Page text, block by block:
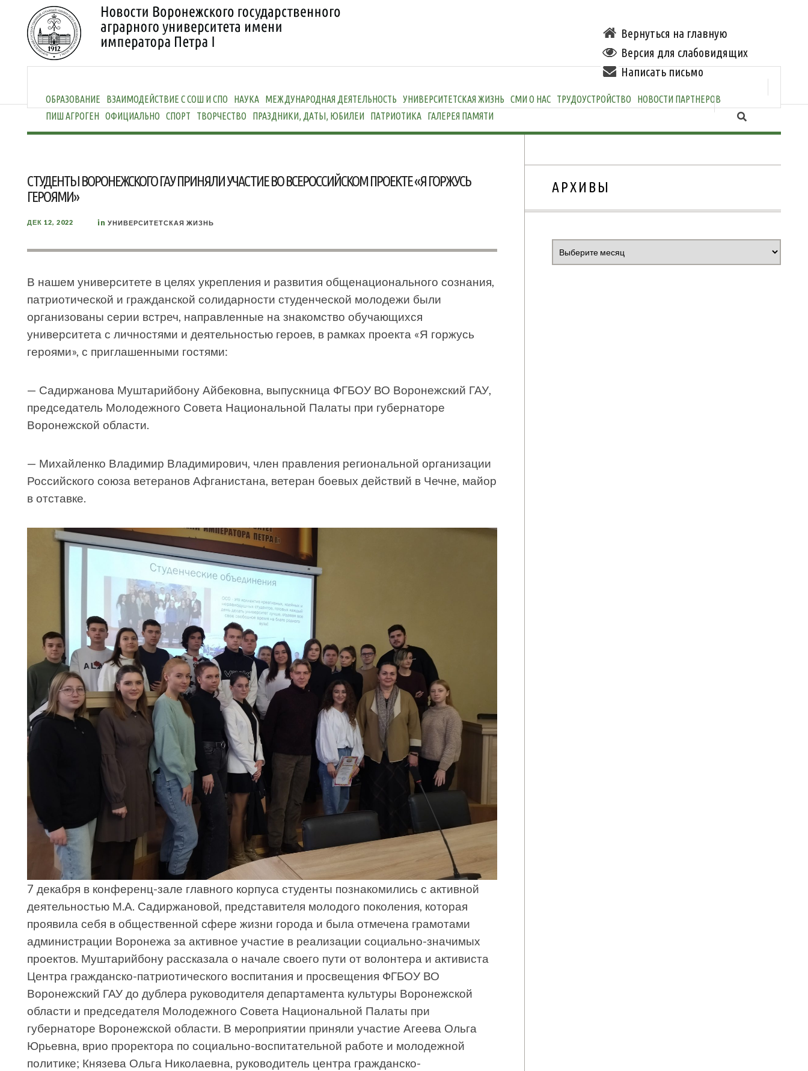
Вернуться на главную
Версия для слабовидящих
Написать письмо
ОБРАЗОВАНИЕ ВЗАИМОДЕЙСТВИЕ С СОШ И СПО НАУКА МЕЖДУНАРОДНАЯ ДЕЯТЕЛЬНОСТЬ УНИВЕРСИТЕТСКАЯ ЖИЗНЬ СМИ О НАС ТРУДОУСТРОЙСТВО
НОВОСТИ ПАРТНЕРОВ
ПИШ АГРОГЕН ОФИЦИАЛЬНО СПОРТ ТВОРЧЕСТВО ПРАЗДНИКИ, ДАТЫ, ЮБИЛЕИ ПАТРИОТИКА ГАЛЕРЕЯ ПАМЯТИ
СТУДЕНТЫ ВОРОНЕЖСКОГО ГАУ ПРИНЯЛИ УЧАСТИЕ ВО ВСЕРОССИЙСКОМ ПРОЕКТЕ «Я ГОРЖУСЬ
ГЕРОЯМИ»
ДЕК 12, 2022 in УНИВЕРСИТЕТСКАЯ ЖИЗНЬ
В нашем университете в целях укрепления и развития общенационального сознания,
патриотической и гражданской солидарности студенческой молодежи были
организованы серии встреч, направленные на знакомство обучающихся
университета с личностями и деятельностью героев, в рамках проекта «Я горжусь
героями», с приглашенными гостями:
— Садиржанова Муштарийбону Айбековна, выпускница ФГБОУ ВО Воронежский ГАУ,
председатель Молодежного Совета Национальной Палаты при губернаторе
Воронежской области.
— Михайленко Владимир Владимирович, член правления региональной организации
Российского союза ветеранов Афганистана, ветеран боевых действий в Чечне, майор
в отставке.
7 декабря в конференц-зале главного корпуса студенты познакомились с активной
деятельностью М.А. Садиржановой, представителя молодого поколения, которая
проявила себя в общественной сфере жизни города и была отмечена грамотами
администрации Воронежа за активное участие в реализации социально-значимых
проектов. Муштарийбону рассказала о начале своего пути от волонтера и активиста
Центра гражданско-патриотического воспитания и просвещения ФГБОУ ВО
Воронежский ГАУ до дублера руководителя департамента культуры Воронежской
области и председателя Молодежного Совета Национальной Палаты при
губернаторе Воронежской области. В мероприятии приняли участие Агеева Ольга
Юрьевна, врио проректора по социально-воспитательной работе и молодежной
политике; Князева Ольга Николаевна, руководитель центра гражданско-
АРХИВЫ